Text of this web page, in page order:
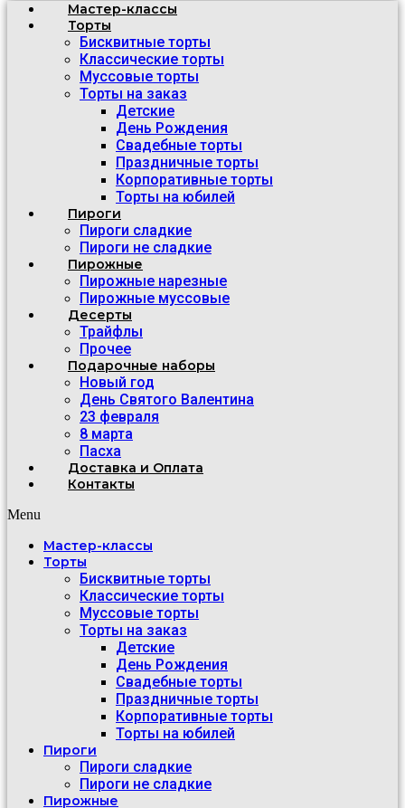
Мастер-классы
Торты
Бисквитные торты
Классические торты
Муссовые торты
Торты на заказ
Детские
День Рождения
Свадебные торты
Праздничные торты
Корпоративные торты
Торты на юбилей
Пироги
Пироги сладкие
Пироги не сладкие
Пирожные
Пирожные нарезные
Пирожные муссовые
Десерты
Трайфлы
Прочее
Подарочные наборы
Новый год
День Святого Валентина
23 февраля
8 марта
Пасха
Доставка и Оплата
Контакты
Menu
Мастер-классы
Торты
Бисквитные торты
Классические торты
Муссовые торты
Торты на заказ
Детские
День Рождения
Свадебные торты
Праздничные торты
Корпоративные торты
Торты на юбилей
Пироги
Пироги сладкие
Пироги не сладкие
Пирожные